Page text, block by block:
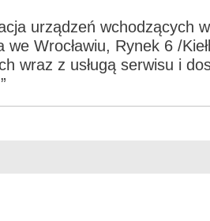
urządzeń wchodzących
Wrocławiu, Rynek 6 /
wraz z usługą serwisu i